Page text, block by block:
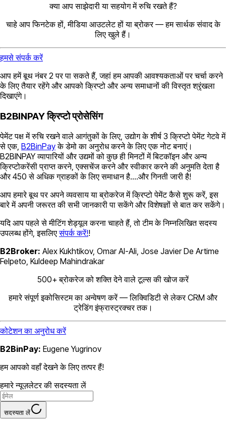
क्या आप साझेदारी या सहयोग में रुचि रखते हैं?
चाहे आप फिनटेक हों, मीडिया आउटलेट हों या ब्रोकर — हम सार्थक संवाद के
लिए खुले हैं।
हमसे संपर्क करें
आप हमें बूथ नंबर 2 पर पा सकते हैं, जहां हम आपकी आवश्यकताओं पर चर्चा करने
के लिए तैयार रहेंगे और आपको क्रिप्टो और अन्य समाधानों की विस्तृत श्रृंखला
दिखाएंगे।
B2BINPAY क्रिप्टो प्रोसेसिंग
पेमेंट पक्ष में रुचि रखने वाले आगंतुकों के लिए, उद्योग के शीर्ष 3 क्रिप्टो पेमेंट गेटवे में
से एक, B2BinPayके डेमो का अनुरोध करने के लिए एक नोट बनाएं।
B2BINPAY व्यापारियों और उद्यमों को कुछ ही मिनटों में बिटकॉइन और अन्य
क्रिप्टोकरेंसी प्राप्त करने, एक्सचेंज करने और स्वीकार करने की अनुमति देता है
और 450 से अधिक ग्राहकों के लिए समाधान है….और गिनती जारी है!
आप हमारे बूथ पर अपने व्यवसाय या ब्रोकरेज में क्रिप्टो पेमेंट कैसे शुरू करें, इस
बारे में अपनी जरूरत की सभी जानकारी पा सकेंगे और विशेषज्ञों से बात कर सकेंगे।
यदि आप पहले से मीटिंग शेड्यूल करना चाहते हैं, तो टीम के निम्नलिखित सदस्य
उपलब्ध होंगे, इसलिएसंपर्क करें!!
B2Broker: Alex Kukhtikov, Omar Al-Ali, Jose Javier De Artime
Felpeto, Kuldeep Mahindrakar
500+ ब्रोकरेज को शक्ति देने वाले टूल्स की खोज करें
हमारे संपूर्ण इकोसिस्टम का अन्वेषण करें — लिक्विडिटी से लेकर CRM और
ट्रेडिंग इंफ्रास्ट्रक्चर तक।
कोटेशन का अनुरोध करें
B2BinPay: Eugene Yugrinov
हम आपको वहाँ देखने के लिए तत्पर हैं!
हमारे न्यूज़लेटर की सदस्यता लें
सदस्यता लें